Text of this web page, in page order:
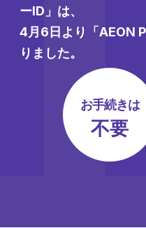
ーID」は、
4月6日より「AEON
りました。
お手続きは
不要